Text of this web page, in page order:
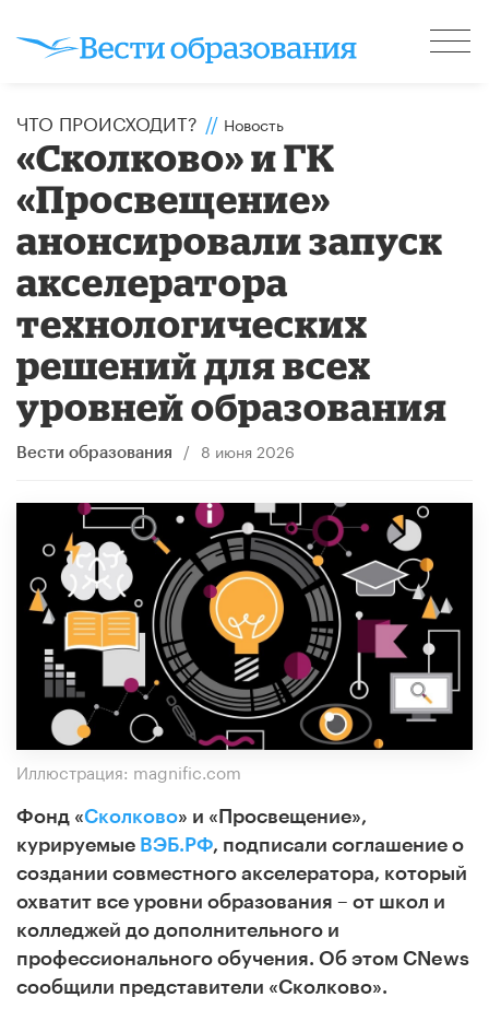
ЧТО ПРОИСХОДИТ? // Новость
«Сколково» и ГК
«Просвещение»
анонсировали запуск
акселератора
технологических
решений для всех
уровней образования
Вести образования / 8 июня 2026
Иллюстрация: magnific.com
Фонд «Сколково» и «Просвещение»,
курируемые ВЭБ.РФ, подписали соглашение о
создании совместного акселератора, который
охватит все уровни образования – от школ и
колледжей до дополнительного и
профессионального обучения. Об этом CNews
сообщили представители «Сколково».